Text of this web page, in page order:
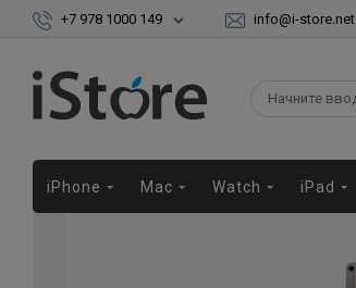
+7 978 1000 149 info@i-store.net
iPhone Mac Watch iPad